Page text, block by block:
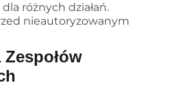
różnych działań.
nieautoryzowanym